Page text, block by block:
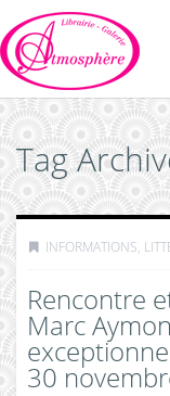
Tag
INFORMATIONS,
Rencontre
Marc
30